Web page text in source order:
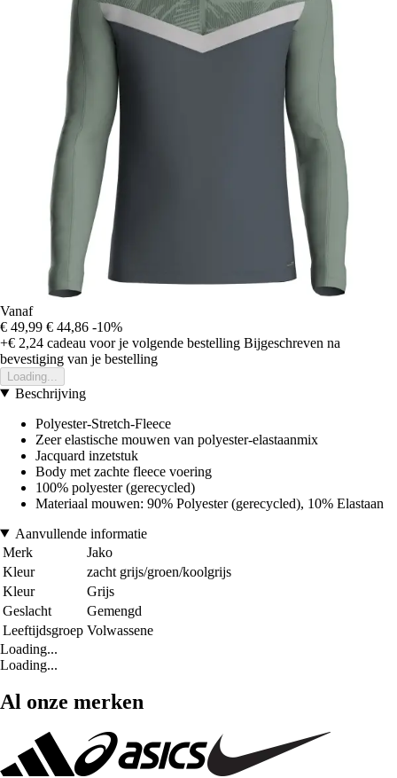
Vanaf
€ 49,99 € 44,86 -10%
+€ 2,24 cadeau voor je volgende bestelling Bijgeschreven na
bevestiging van je bestelling
Loading...
Beschrijving
Polyester-Stretch-Fleece
Zeer elastische mouwen van polyester-elastaanmix
Jacquard inzetstuk
Body met zachte fleece voering
100% polyester (gerecycled)
Materiaal mouwen: 90% Polyester (gerecycled), 10% Elastaan
Aanvullende informatie
Merk
Jako
Kleur
zacht grijs/groen/koolgrijs
Kleur
Grijs
Geslacht
Gemengd
Leeftijdsgroep Volwassene
Loading...
Loading...
Al onze merken